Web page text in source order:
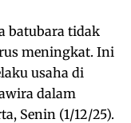
batubara tidak
meningkat. Ini
usaha di
dalam
Senin (1/12/25).